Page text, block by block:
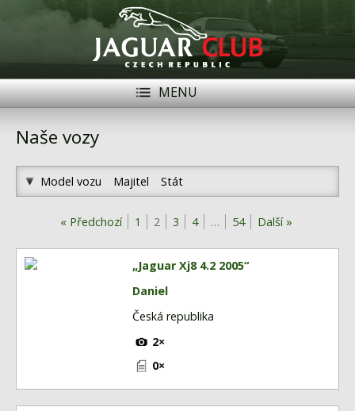
MENU
Modely Jaguar
Členové
Naše vozy
Videa
Naše vozy
Model vozu Majitel Stát
« Předchozí 1 2 3 4 … 54 Další »
„Jaguar Xj8 4.2 2005“
Daniel
Česká republika
2×
0×